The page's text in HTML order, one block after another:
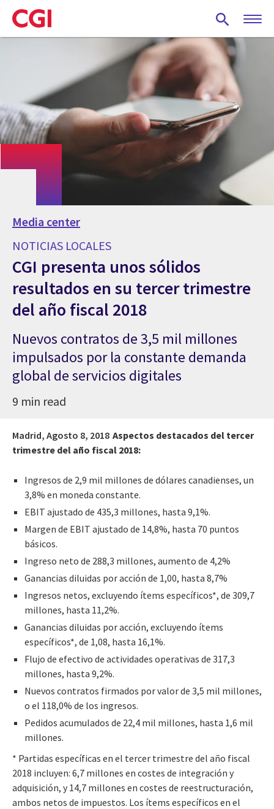
Skip
to
main
Media center
NOTICIAS LOCALES
CGI presenta unos sólidos
resultados en su tercer trimestre
del año fiscal 2018
Nuevos contratos de 3,5 mil millones
impulsados por la constante demanda
global de servicios digitales
9 min read
Madrid, Agosto 8, 2018 Aspectos destacados del tercer
trimestre del año fiscal 2018:
Ingresos de 2,9 mil millones de dólares canadienses, un
3,8% en moneda constante.
EBIT ajustado de 435,3 millones, hasta 9,1%.
Margen de EBIT ajustado de 14,8%, hasta 70 puntos
básicos.
Ingreso neto de 288,3 millones, aumento de 4,2%
Ganancias diluidas por acción de 1,00, hasta 8,7%
Ingresos netos, excluyendo ítems específicos*, de 309,7
millones, hasta 11,2%.
Ganancias diluidas por acción, excluyendo ítems
específicos*, de 1,08, hasta 16,1%.
Flujo de efectivo de actividades operativas de 317,3
millones, hasta 9,2%.
Nuevos contratos firmados por valor de 3,5 mil millones,
o el 118,0% de los ingresos.
Pedidos acumulados de 22,4 mil millones, hasta 1,6 mil
millones.
* Partidas específicas en el tercer trimestre del año fiscal
2018 incluyen: 6,7 millones en costes de integración y
adquisición, y 14,7 millones en costes de reestructuración,
ambos netos de impuestos. Los ítems específicos en el